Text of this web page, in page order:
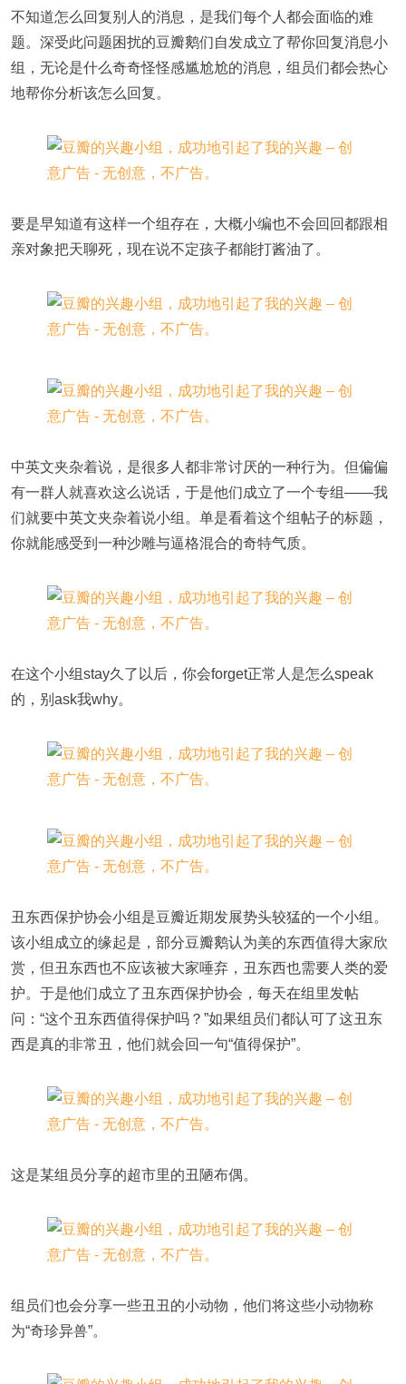
不知道怎么回复别人的消息，是我们每个人都会面临的难
题。深受此问题困扰的豆瓣鹅们自发成立了帮你回复消息小
组，无论是什么奇奇怪怪感尴尬尬的消息，组员们都会热心
地帮你分析该怎么回复。
要是早知道有这样一个组存在，大概小编也不会回回都跟相
亲对象把天聊死，现在说不定孩子都能打酱油了。
中英文夹杂着说，是很多人都非常讨厌的一种行为。但偏偏
有一群人就喜欢这么说话，于是他们成立了一个专组——我
们就要中英文夹杂着说小组。单是看着这个组帖子的标题，
你就能感受到一种沙雕与逼格混合的奇特气质。
在这个小组stay久了以后，你会forget正常人是怎么speak
的，别ask我why。
丑东西保护协会小组是豆瓣近期发展势头较猛的一个小组。
该小组成立的缘起是，部分豆瓣鹅认为美的东西值得大家欣
赏，但丑东西也不应该被大家唾弃，丑东西也需要人类的爱
护。于是他们成立了丑东西保护协会，每天在组里发帖
问：“这个丑东西值得保护吗？”如果组员们都认可了这丑东
西是真的非常丑，他们就会回一句“值得保护”。
这是某组员分享的超市里的丑陋布偶。
组员们也会分享一些丑丑的小动物，他们将这些小动物称
为“奇珍异兽”。